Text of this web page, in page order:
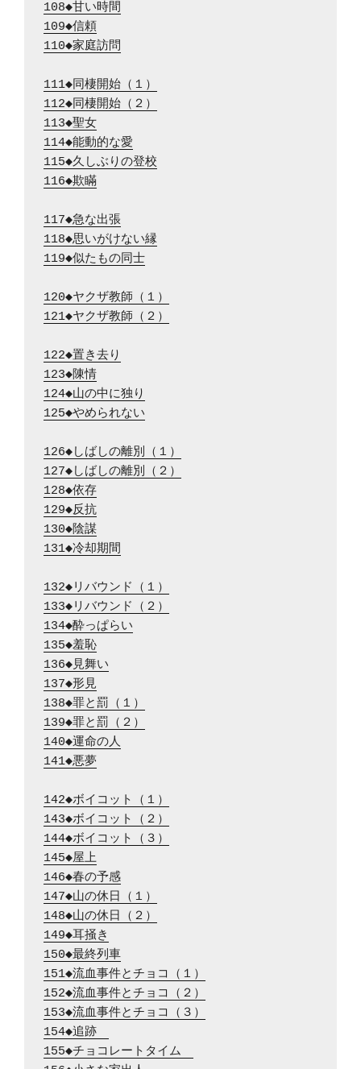
108◆甘い時間
109◆信頼
110◆家庭訪問
111◆同棲開始（１）
112◆同棲開始（２）
113◆聖女
114◆能動的な愛
115◆久しぶりの登校
116◆欺瞞
117◆急な出張
118◆思いがけない縁
119◆似たもの同士
120◆ヤクザ教師（１）
121◆ヤクザ教師（２）
122◆置き去り
123◆陳情
124◆山の中に独り
125◆やめられない
126◆しばしの離別（１）
127◆しばしの離別（２）
128◆依存
129◆反抗
130◆陰謀
131◆冷却期間
132◆リバウンド（１）
133◆リバウンド（２）
134◆酔っぱらい
135◆羞恥
136◆見舞い
137◆形見
138◆罪と罰（１）
139◆罪と罰（２）
140◆運命の人
141◆悪夢
142◆ボイコット（１）
143◆ボイコット（２）
144◆ボイコット（３）
145◆屋上
146◆春の予感
147◆山の休日（１）
148◆山の休日（２）
149◆耳掻き
150◆最終列車
151◆流血事件とチョコ（１）
152◆流血事件とチョコ（２）
153◆流血事件とチョコ（３）
154◆追跡
155◆チョコレートタイム